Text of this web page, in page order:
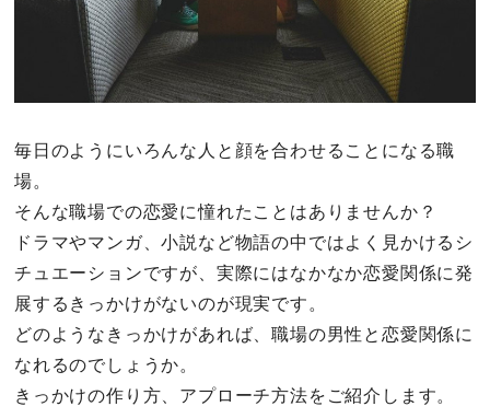
ファッション・美容
趣味・旅行
不倫・だめ男
感動
心の処方箋
毎日のようにいろんな人と顔を合わせることになる職
場。
そんな職場での恋愛に憧れたことはありませんか？
ドラマやマンガ、小説など物語の中ではよく見かけるシ
チュエーションですが、実際にはなかなか恋愛関係に発
展するきっかけがないのが現実です。
どのようなきっかけがあれば、職場の男性と恋愛関係に
なれるのでしょうか。
きっかけの作り方、アプローチ方法をご紹介します。